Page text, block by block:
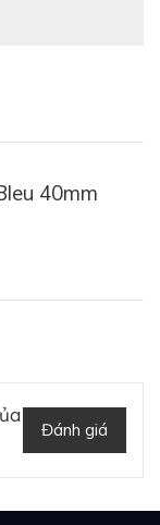
40mm
Đánh giá